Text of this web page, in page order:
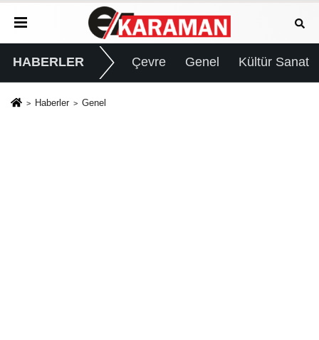
HABERLER Çevre Genel Kültür Sanat
Haberler Genel